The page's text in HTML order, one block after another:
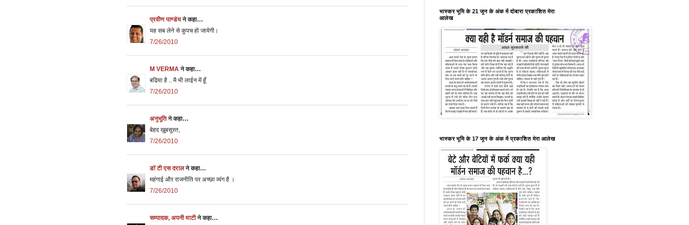
प्रवीण पाण्डेयने कहा…
यह सब लेने से कुपच हो जायेगी।
7/26/2010
M VERMA ने कहा…
बढिया है .. मै भी लाईन में हूँ
7/26/2010
अनुभूतिने कहा…
बेहद ख़ूबसूरत,
7/26/2010
डॉ टी एस दरालने कहा…
महंगाई और राजनीति पर अच्छा व्यंग है ।
7/26/2010
सम्पादक, अपनी माटीने कहा…
भास्कर भूमि के 21 जून के अंक में दोबारा प्रकाशित मेरा
आलेख
भास्कर भूमि के 17 जून के अंक में प्रकाशित मेरा आलेख